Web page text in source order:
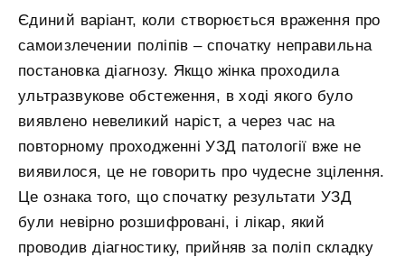
Єдиний варіант, коли створюється враження про
самоизлечении поліпів – спочатку неправильна
постановка діагнозу. Якщо жінка проходила
ультразвукове обстеження, в ході якого було
виявлено невеликий наріст, а через час на
повторному проходженні УЗД патології вже не
виявилося, це не говорить про чудесне зцілення.
Це ознака того, що спочатку результати УЗД
були невірно розшифровані, і лікар, який
проводив діагностику, прийняв за поліп складку